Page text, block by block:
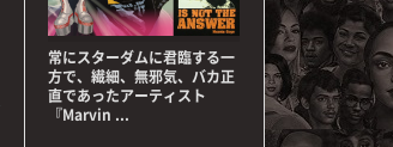
常にスターダムに君臨する一
方で、繊細、無邪気、バカ正
直であったアーティスト
『Marvin ...